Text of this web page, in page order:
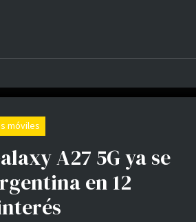
A27 5G ya se
en 12
móviles